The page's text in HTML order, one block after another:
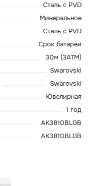
Сталь с PVD
Минеральное
Сталь с PVD
Срок батареи
30м (3ATM)
Swarovski
Swarovski
Ювелирная
1 год
AK3810BLGB
AK3810BLGB